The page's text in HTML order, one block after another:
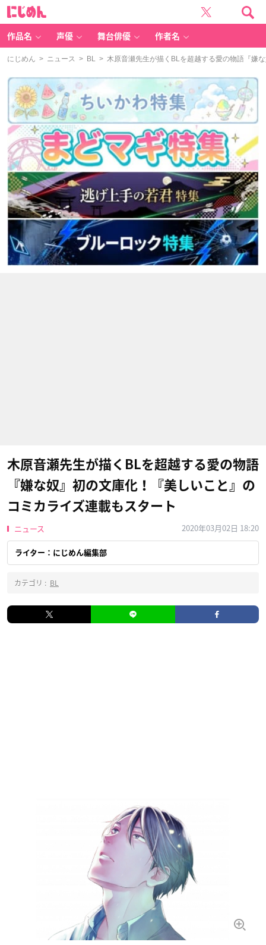
作品名 声優 舞台俳優 作者名
にじめん > ニュース > BL > 木原音瀬先生が描くBLを超越する愛の物語『嫌
木原音瀬先生が描くBLを超越する愛の物語
『嫌な奴』初の文庫化！『美しいこと』の
コミカライズ連載もスタート
ニュース 2020年03月02日 18:20
ライター：にじめん編集部
カテゴリ : BL